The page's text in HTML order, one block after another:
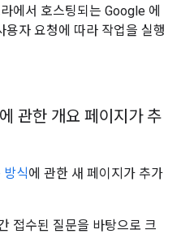
에서 호스팅되는 Google 에
용자 요청에 따라 작업을 실행
관한 개요 페이지가 추
식에 관한 새 페이지가 추가
접수된 질문을 바탕으로 크